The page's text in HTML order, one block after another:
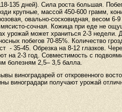
135 дней). Сила роста большая.
крупные, массой 450-600 грамм,
овально-сосковидная, весом 6-
сочная. Кожица при еде не
урожай может храниться 2-3 недели.
побегов 70-85%. Количество
- 35-45. Обрезка на 8-12 глазков.
на 2-3 год. Совместимость с
болезням 2,5– 3,5 балла.
виноградарей от откровенного
виноградари получают урожай